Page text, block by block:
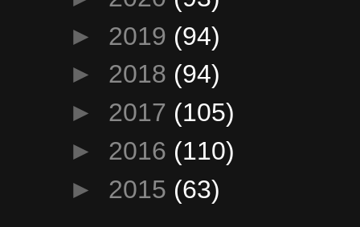
► 2019 (94)
► 2018 (94)
► 2017 (105)
► 2016 (110)
► 2015 (63)